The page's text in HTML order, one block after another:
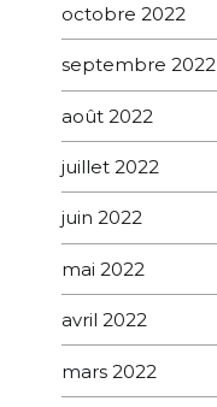
octobre 2022
septembre 2022
août 2022
juillet 2022
juin 2022
mai 2022
avril 2022
mars 2022